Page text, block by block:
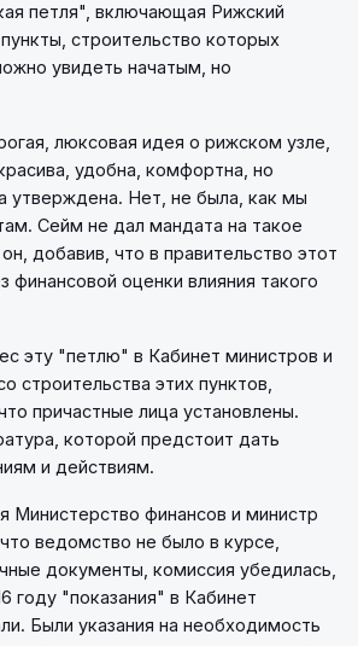
петля", включающая Рижский
строительство которых
увидеть начатым, но
люксовая идея о рижском узле,
удобна, комфортна, но
утверждена. Нет, не была, как мы
Сейм не дал мандата на такое
добавив, что в правительство этот
финансовой оценки влияния такого
эту "петлю" в Кабинет министров и
строительства этих пунктов,
причастные лица установлены.
которой предстоит дать
и действиям.
Министерство финансов и министр
ведомство не было в курсе,
документы, комиссия убедилась,
году "показания" в Кабинет
Были указания на необходимость